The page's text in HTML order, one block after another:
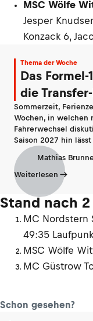
MSC Wölfe
Jesper
Konzack 6,
Thema der Woche
Das
die
Sommerzeit,
Wochen, in welchen
Fahrerwechsel
Saison 2027 hin
Mathias
Weiterlesen
Stand nach
MC Nordstern
49:35
MSC Wölfe
MC Güstrow
Schon gesehen?